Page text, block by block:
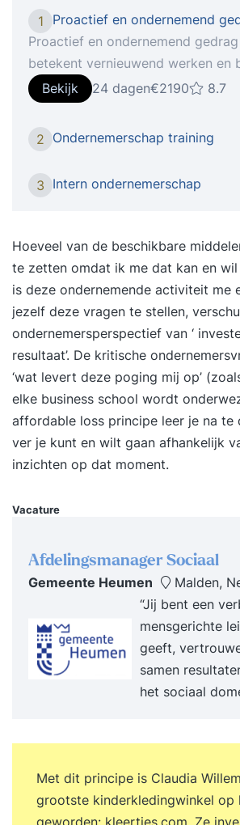
1
Proactief en ondernemend
Proactief en ondernemend
betekent vernieuwend werken en
investeren in jezelf. Iedereen
waarde met zijn of haar
Toegevoegde waarde die
fase waarin de organisatie zich
een proactieve manier waarde
opdrachtgevers, leer je tijdens de
training Proactief en
Onderwerpen Tijdens de training komen onder
meer de volgende onderwerpen
waardoor je ondernemerschap en
handelen wordt vergroot: Welke
ondernemerschap past het beste
waarden en drijfveren? Wat is
en hoe kun je binnen die
ondernemend handelen? Op
en/of in welke contexten wil je
van? (drijfveren) Vision - create.
creëren in de wereld? Mission -
wil ik bijdragen? Ambition -
bereiken? Role - become. Wat wil
Welk gedrag wil je meer inzetten,
minder, wat voor nieuw gedrag
van welk gedrag wil je afscheid
creëren? Welke personal
persoonlijke kwaliteit en kracht?
jezelf waardoor je gewenst
Bekijk 24 dagen€2190 8.7
2 Ondernemerschap training
3 Intern ondernemerschap
Hoeveel van de beschikbare
te zetten omdat ik me dat kan en
is deze ondernemende activiteit me
jezelf deze vragen te stellen,
ondernemersperspectief van ‘
resultaat’. De kritische
‘wat levert deze poging mij op’
elke business school wordt
affordable loss principe leer je na te
ver je kunt en wilt gaan afhankelijk
inzichten op dat moment.
Vacature
Afdelingsmanager Sociaal
Gemeente Heumen
Malden,
“Jij bent een
mensgerichte
geeft,
samen
het sociaal
Met dit principe is Claudia
grootste kinderkledingwinkel op